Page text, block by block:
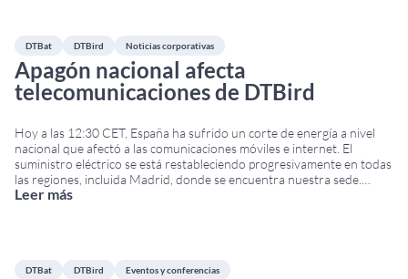
DTBat DTBird Noticias corporativas
Apagón nacional afecta
telecomunicaciones de DTBird
Hoy a las 12:30 CET, España ha sufrido un corte de energía a nivel
nacional que afectó a las comunicaciones móviles e internet. El
suministro eléctrico se está restableciendo progresivamente en todas
las regiones, incluida Madrid, donde se encuentra nuestra sede.
Impacto en las operaciones de DTBird & DTBat A pesar de este
Leer más
DTBat DTBird Eventos y conferencias